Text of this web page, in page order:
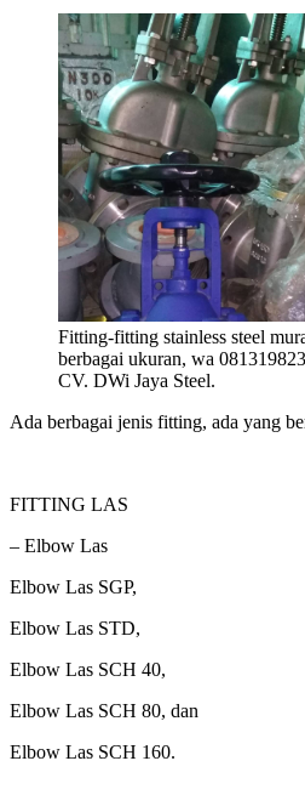
Fitting-fitting stainless steel
berbagai ukuran, wa
CV. DWi Jaya Steel.
Ada berbagai jenis fitting, ada yang
FITTING LAS
– Elbow Las
Elbow Las SGP,
Elbow Las STD,
Elbow Las SCH 40,
Elbow Las SCH 80, dan
Elbow Las SCH 160.